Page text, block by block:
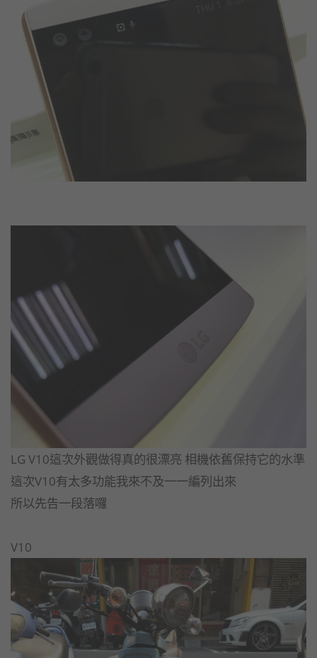
LG V10這次外觀做得真的很漂亮 相機依舊保持它的水準
這次V10有太多功能我來不及一一編列出來
所以先告一段落囉
V10